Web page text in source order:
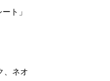
ト」
、ネオ